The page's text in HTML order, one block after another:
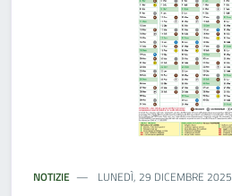
NOTIZIE LUNEDÌ, 29 DICEMBRE 2025